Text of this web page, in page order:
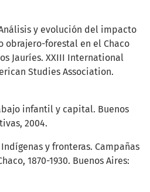
Análisis y evolución del impacto
forestal en el Chaco
Jauríes. XXIII International
Studies Association.
infantil y capital. Buenos
2004.
Indígenas y fronteras. Campañas
1870-1930. Buenos Aires: